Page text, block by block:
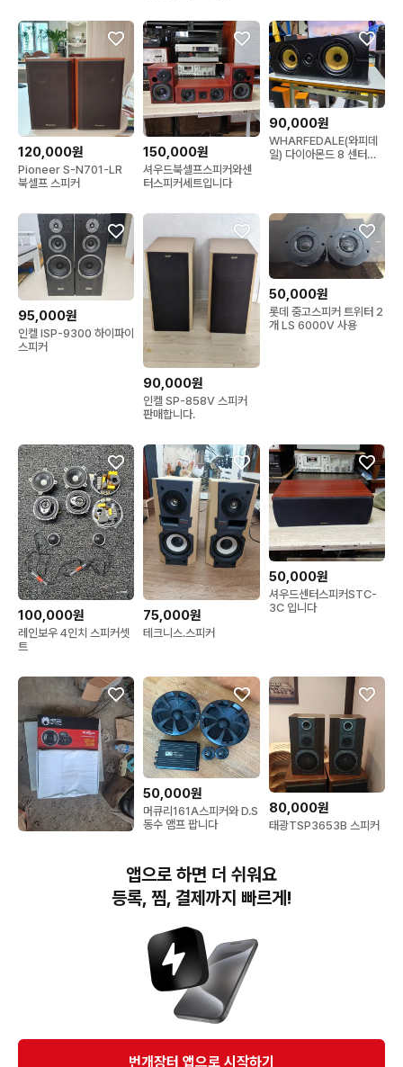
120,000원
Pioneer S-N701-LR
북셀프 스피커
150,000원
셔우드북셀프스피커와센
터스피커세트입니다
90,000원
WHARFEDALE(와피데
일) 다이아몬드 8 센터스
95,000원
인켈 ISP-9300 하이파이
스피커
90,000원
인켈 SP-858V 스피커
판매합니다.
50,000원
롯데 중고스피커 트위터 2
개 LS 6000V 사용
100,000원
레인보우 4인치 스피커셋
트
75,000원
테크니스.스피커
50,000원
셔우드센터스피커STC-
3C 입니다
6.5인치 코엑셜 2웨이 스
50,000원
머큐리161A스피커와 D.S
동수 앰프 팝니다
80,000원
태광TSP3653B 스피커
번개장터(주) 사업자정보, 이용약관 및 기타 법적고지
번개장터㈜는 통신판매중개자이며, 통신판매의 당사자가 아닙니다. 전자상거래 등에서의
소비자보호에 관한 법률 등 관련 법령 및 번개장터㈜의 약관에 따라 상품, 상품정보, 거래에 관한 책임은
개별 판매자에게 귀속하고, 번개장터㈜는 원칙적으로 회원간 거래에 대하여 책임을 지지 않습니다.
다만, 번개장터㈜가 직접 판매하는 상품에 대한 책임은 번개장터㈜에게 귀속합니다.
앱으로 하면 더 쉬워요
등록, 찜, 결제까지 빠르게!
번개장터 앱으로 시작하기